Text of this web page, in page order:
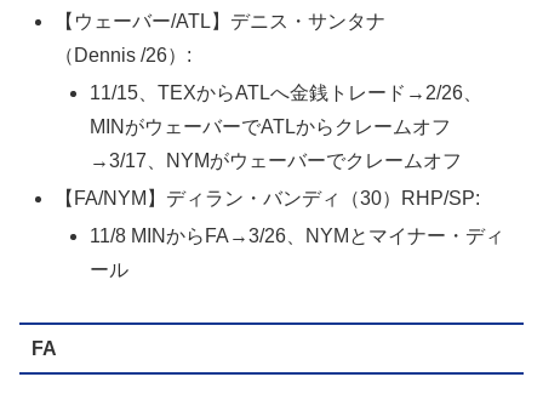
【ウェーバー/ATL】デニス・サンタナ
（Dennis /26）:
11/15、TEXからATLへ金銭トレード→2/26、
MINがウェーバーでATLからクレームオフ
→3/17、NYMがウェーバーでクレームオフ
【FA/NYM】ディラン・バンディ（30）RHP/SP:
11/8 MINからFA→3/26、NYMとマイナー・ディ
ール
FA